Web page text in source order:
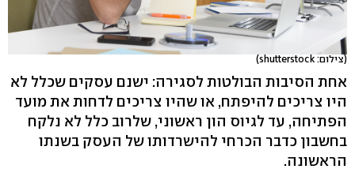
(צילום: shutterstock)
אחת הסיבות הבולטות לסגירה: ישנם עסקים שכלל לא
היו צריכים להיפתח, או שהיו צריכים לדחות את מועד
הפתיחה, עד לגיוס הון ראשוני, שלרוב כלל לא נלקח
בחשבון כדבר הכרחי להישרדותו של העסק בשנתו
הראשונה.